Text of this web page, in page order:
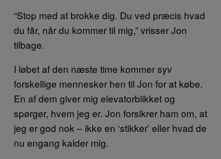
“Stop med at brokke dig. Du ved præcis hvad
du får, når du kommer til mig,” vrisser Jon
tilbage.
I løbet af den næste time kommer syv
forskellige mennesker hen til Jon for at købe.
En af dem giver mig elevatorblikket og
spørger, hvem jeg er. Jon forsikrer ham om, at
jeg er god nok – ikke en ‘stikker’ eller hvad de
nu engang kalder mig.